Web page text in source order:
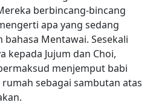
berbincang-bincang
apa yang sedang
Mentawai. Sesekali
kepada Jujum dan Choi,
menjemput babi
sebagai sambutan atas